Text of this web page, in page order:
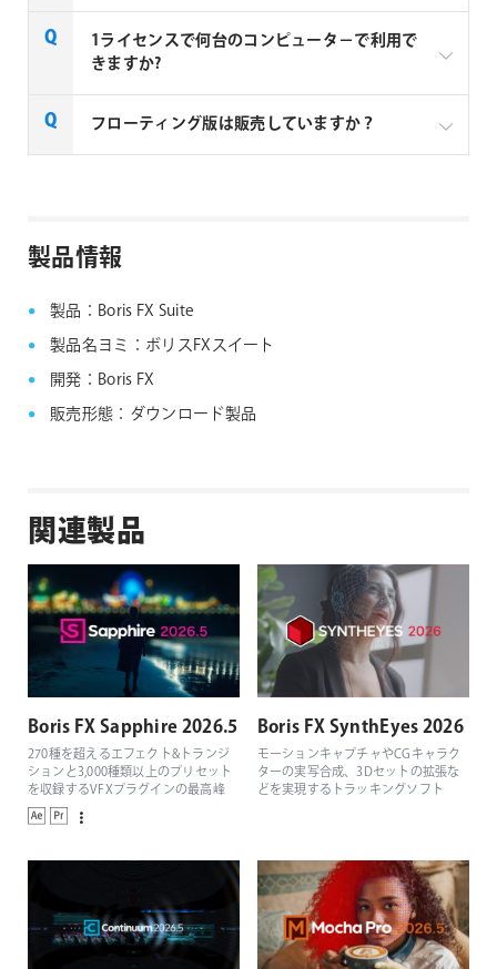
Boris FX 社製品のライセンスは、Windows と Mac 共
通で使用できるハイブリッド仕様です。
1ライセンスで何台のコンピュータ－で利用で
きますか?
Node locked (ノードロック) 版は、固定された1台の
フローティング版は販売していますか？
製品情報
製品：Boris FX Suite
製品名ヨミ：ボリスFXスイート
開発：Boris FX
販売形態：ダウンロード製品
関連製品
Boris FX Sapphire 2026.5
270種を超えるエフェクト&トランジ
ションと3,000種類以上のプリセット
を収録するVFXプラグインの最高峰
Boris FX SynthEyes 2026
モーションキャプチャやCGキャラク
ターの実写合成、3Dセットの拡張な
どを実現するトラッキングソフト